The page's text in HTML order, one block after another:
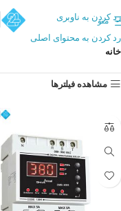
رد کردن به ناوبری
رد کردن به محتوای اصلی
منو
خانه
مشاهده فیلترها